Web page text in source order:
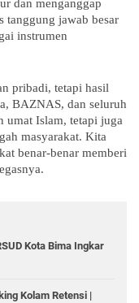
dan menganggap
tanggung jawab besar
instrumen
pribadi, tetapi hasil
BAZNAS, dan seluruh
umat Islam, tetapi juga
masyarakat. Kita
benar-benar memberi
Kota Bima Ingkar
Kolam Retensi |